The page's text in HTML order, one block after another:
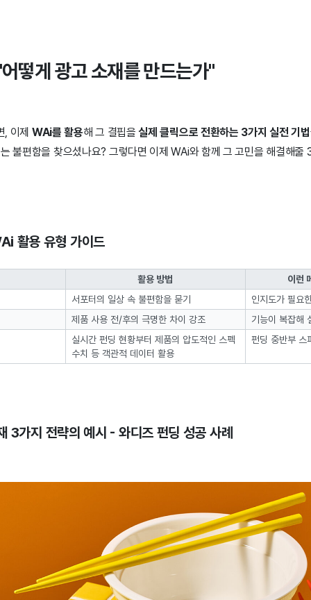
떻게 광고 소재를 만드는가"
, 이제 WAi를 활용해 그 결핍을실제 클릭으로 전환하는 3가지 실전 기법
불편함을 찾으셨나요? 그렇다면 이제 WAi와 함께 그 고민을 해결해줄
활용 유형 가이드
활용 방법
이런
서포터의 일상 속 불편함을 묻기
인지도가 필요
제품 사용 전/후의 극명한 차이 강조
기능이 복잡해
실시간 펀딩 현황부터 제품의 압도적인 스펙
수치 등 객관적 데이터 활용
펀딩 중반부 스
3가지 전략의 예시 - 와디즈 펀딩 성공 사례